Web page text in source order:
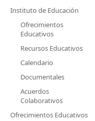
Instituto de Educación
Ofrecimientos
Educativos
Recursos Educativos
Calendario
Documentales
Acuerdos
Colaborativos
Ofrecimientos Educativos